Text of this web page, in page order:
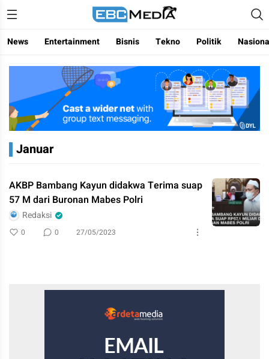
ebctvmedia
Menggapai Cakrawala Untuk Indonesia
News Entertainment Bisnis Tekno Politik
Januar
AKBP Bambang Kayun didakwa Terima suap
57 M dari Buronan Mabes Polri
Redaksi
0 0 27/05/2023